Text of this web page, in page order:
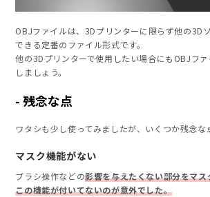
OBJファイルは、3Dプリンターに限らず他の3D
できる定番のファイル形式です。
他の3Dプリンターで使用したい場合にもOBJフ
しましょう。
残念な点
ワタシも少し使ってみましたが、いくつか残念な
マスク機能がない
ブラシ操作などの影響を与えたくない部分をマ
この機能が付いてないのが意外でした。